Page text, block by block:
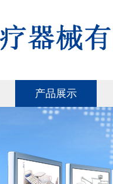
产品展示